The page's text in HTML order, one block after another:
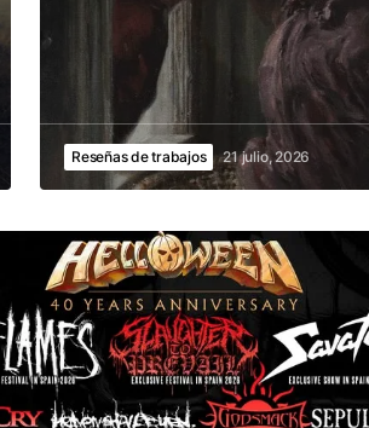
Reseñas de trabajos 21 julio, 2026